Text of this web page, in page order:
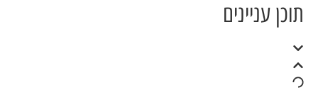
תוכן עניינים